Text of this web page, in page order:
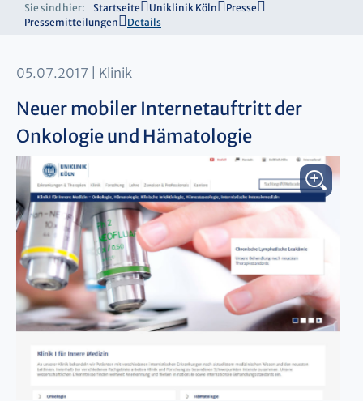
Sie sind hier: Startseite Uniklinik Köln
Presse
Pressemitteilungen
Details
05.07.2017 Klinik
Neuer mobiler Internetauftritt der
Onkologie und Hämatologie